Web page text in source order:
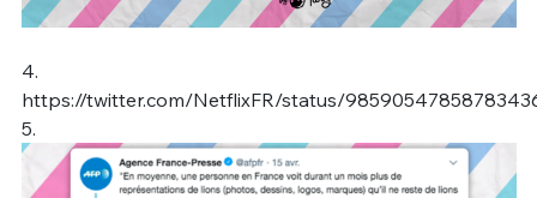
4.
https://twitter.com/NetflixFR/status/
5.